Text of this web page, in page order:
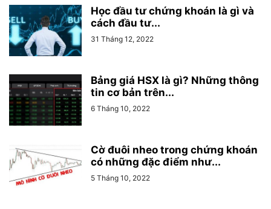
Học đầu tư chứng khoán là gì và
cách đầu tư...
31 Tháng 12, 2022
Bảng giá HSX là gì? Những thông
tin cơ bản trên...
6 Tháng 10, 2022
Cờ đuôi nheo trong chứng khoán
có những đặc điểm như...
5 Tháng 10, 2022